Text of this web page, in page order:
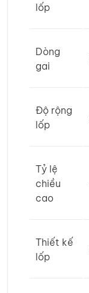
lốp
Dòng
gai
Độ rộng
lốp
Tỷ lệ
chiều
cao
Thiết kế
lốp